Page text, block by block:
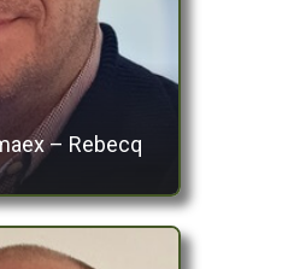
– Rebecq